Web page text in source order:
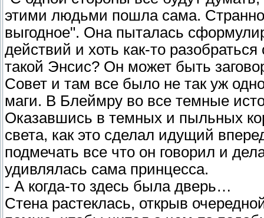
этими людьми пошла сама.
выгодное". Она пыталась
действий и хоть как-то
такой Энсис? Он может быть
Совет и там все было не так уж
маги. В Блеймру во все темные
Оказавшись в темных и пыльных
света, как это сделал идущий
подмечать все что он говорил и
удивлялась сама принцесса.
- А когда-то здесь была дверь…
Стена растеклась, открыв